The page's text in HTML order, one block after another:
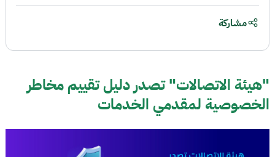
"هيئة الاتصالات" تصدر دليل تقييم مخاطر
الخصوصية لمقدمي الخدمات
مشاركة